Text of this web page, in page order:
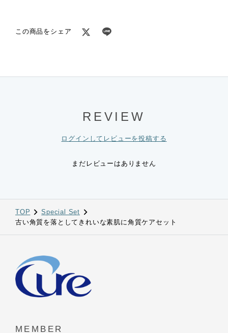
この商品をシェア
REVIEW
ログインしてレビューを投稿する
まだレビューはありません
TOP
Special Set
古い角質を落としてきれいな素肌に角質ケアセット
MEMBER